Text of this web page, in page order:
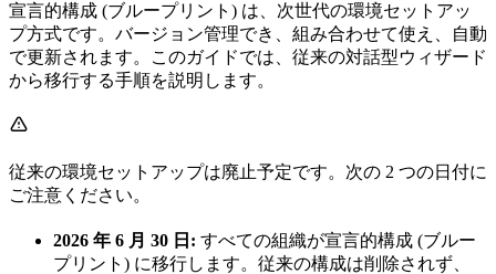
宣言的構成 (ブループリント) は、次世代の環境セットアッ
プ方式です。バージョン管理でき、組み合わせて使え、自動
で更新されます。このガイドでは、従来の対話型ウィザード
から移行する手順を説明します。
従来の環境セットアップは廃止予定です。次の 2 つの日付に
ご注意ください。
2026 年 6 月 30 日: すべての組織が宣言的構成 (ブルー
プリント) に移行します。従来の構成は削除されず、